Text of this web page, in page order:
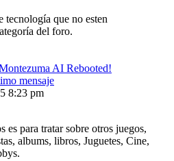
tecnología que no esten
del foro.
AI Rebooted!
mensaje
8:23 pm
es para tratar sobre otros juegos,
albums, libros, Juguetes, Cine,